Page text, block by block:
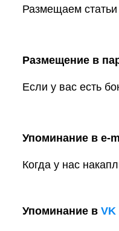
Размещаем статьи
Размещение в
Если у вас есть
Упоминание в e-
Когда у нас
Упоминание в VK